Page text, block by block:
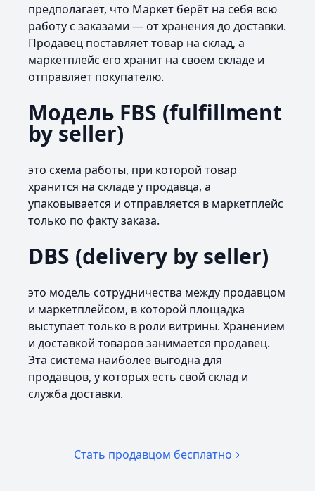
предполагает, что Маркет берёт на себя всю
работу с заказами — от хранения до доставки.
Продавец поставляет товар на склад, а
маркетплейс его хранит на своём складе и
отправляет покупателю.
Модель FBS (fulfillment
by seller)
это схема работы, при которой товар
хранится на складе у продавца, а
упаковывается и отправляется в маркетплейс
только по факту заказа.
DBS (delivery by seller)
это модель сотрудничества между продавцом
и маркетплейсом, в которой площадка
выступает только в роли витрины. Хранением
и доставкой товаров занимается продавец.
Эта система наиболее выгодна для
продавцов, у которых есть свой склад и
служба доставки.
Стать продавцом бесплатно